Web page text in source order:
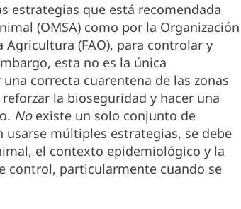
estrategias que está recomendada
(OMSA) como por la Organización
(FAO), para controlar y
esta no es la única
correcta cuarentena de las zonas
la bioseguridad y hacer una
Noexiste un solo conjunto de
usarse múltiples estrategias, se debe
el contexto epidemiológico y la
control, particularmente cuando se